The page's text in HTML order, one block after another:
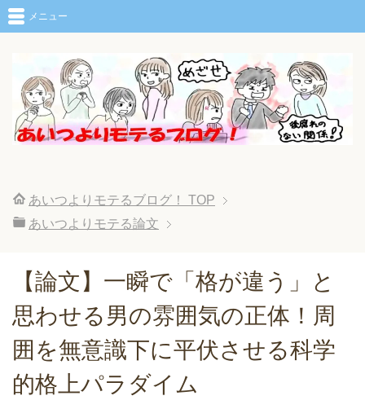
メニュー
あいつよりモテるブログ！
TOP
あいつよりモテる論文
【論文】一瞬で「格が違う」と
思わせる男の雰囲気の正体！周
囲を無意識下に平伏させる科学
的格上パラダイム